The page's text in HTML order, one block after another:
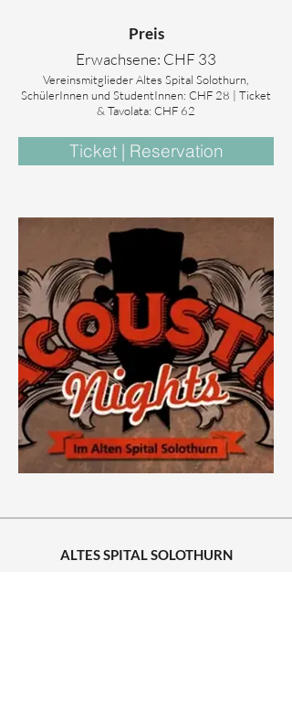
Preis
Erwachsene: CHF 33
Vereinsmitglieder Altes Spital Solothurn,
SchülerInnen und StudentInnen: CHF 28 | Ticket
& Tavolata: CHF 62
Ticket | Reservation
ALTES SPITAL SOLOTHURN